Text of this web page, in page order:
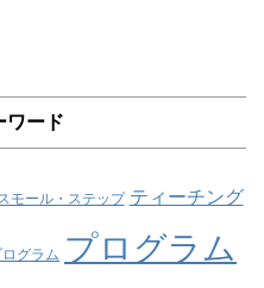
ワード
モール・ステップ ティーチング
ログラム プログラム